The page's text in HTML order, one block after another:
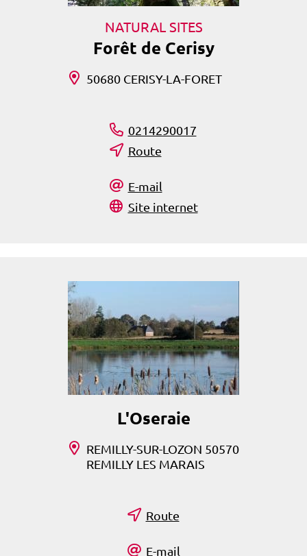
NATURAL SITES
Forêt de Cerisy
50680 CERISY-LA-FORET
0214290017
Route
E-mail
Site internet
L'Oseraie
REMILLY-SUR-LOZON 50570
REMILLY LES MARAIS
Route
E-mail